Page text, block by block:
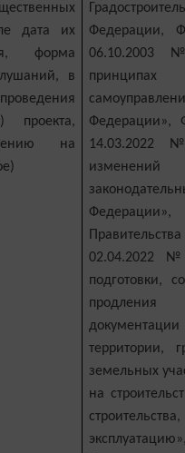
дата их
форма
в
проекта,
на
Федерации,
принципах
Федерации»,
14.03.2022
02.04.2022
подготовки,
территории,
земельных
на